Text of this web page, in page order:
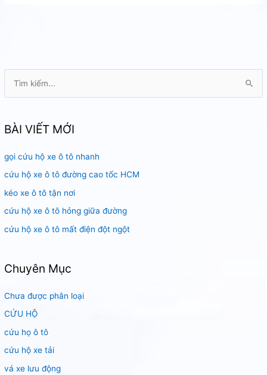
k
ế
m
:
BÀI VIẾT MỚI
gọi cứu hộ xe ô tô nhanh
cứu hộ xe ô tô đường cao tốc HCM
kéo xe ô tô tận nơi
cứu hộ xe ô tô hỏng giữa đường
cứu hộ xe ô tô mất điện đột ngột
Chuyên Mục
Chưa được phân loại
CỨU HỘ
cứu họ ô tô
cứu hộ xe tải
vá xe lưu động
cao
tốc
Sài